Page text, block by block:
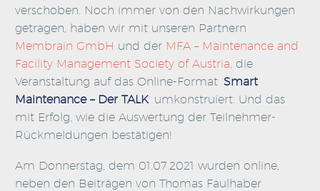
verschoben. Noch immer von den Nachwirkungen
getragen, haben wir mit unseren Partnern
Membrain GmbH und der MFA – Maintenance and
Facility Management Society of Austria, die
Veranstaltung auf das Online-Format ‘Smart
Maintenance – Der TALK‘ umkonstruiert. Und das
mit Erfolg, wie die Auswertung der Teilnehmer-
Rückmeldungen bestätigen!
Am Donnerstag, dem 01.07.2021 wurden online,
neben den Beiträgen von Thomas Faulhaber